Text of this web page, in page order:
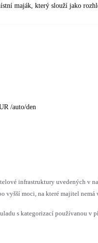
maják, který slouží jako
/auto/den
infrastruktury uvedených v
vyšší moci, na které majitel nemá
s kategorizací používanou v